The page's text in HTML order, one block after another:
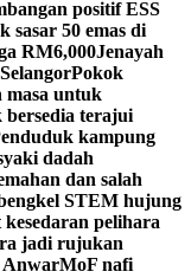
positif ESS
sasar 50 emas di
RM6,000Jenayah
Pokok
masa untuk
bersedia terajui
kampung
dadah
dan salah
STEM hujung
pelihara
jadi rujukan
AnwarMoF nafi